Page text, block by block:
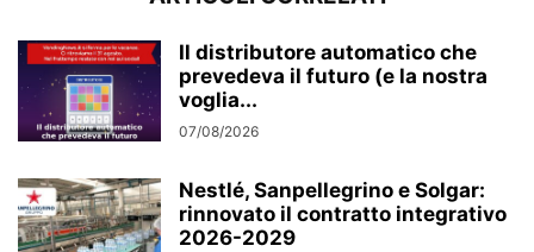
Il distributore automatico che
prevedeva il futuro (e la nostra
voglia...
07/08/2026
Nestlé, Sanpellegrino e Solgar:
rinnovato il contratto integrativo
2026-2029